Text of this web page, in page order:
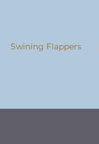
Swining Flappers